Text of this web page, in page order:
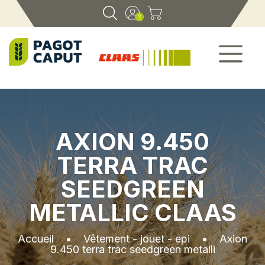
AXION 9.450
TERRA TRAC
SEEDGREEN
METALLIC CLAAS
Accueil•Vêtement - jouet - epi•Axion
9.450 terra trac seedgreen metalli